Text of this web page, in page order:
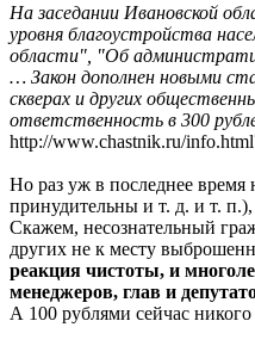
На заседании Ивановской
уровня благоустройства
области", "Об
… Закон дополнен новыми
скверах и других
ответственность в 300
http://www.chastnik.ru/
Но раз уж в последнее время
принудительны и т. д. и т. п.),
Скажем, несознательный
других не к месту
реакция чистоты, и
менеджеров, глав и
А 100 рублями сейчас